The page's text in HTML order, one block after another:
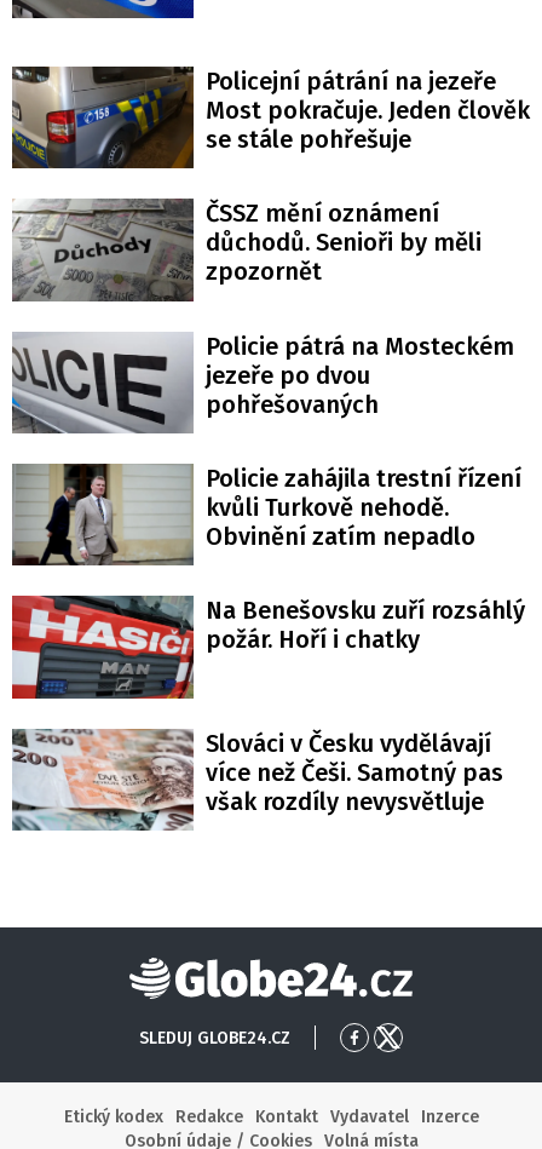
Policejní pátrání na jezeře
Most pokračuje. Jeden člověk
se stále pohřešuje
ČSSZ mění oznámení
důchodů. Senioři by měli
zpozornět
Policie pátrá na Mosteckém
jezeře po dvou
pohřešovaných
Policie zahájila trestní řízení
kvůli Turkově nehodě.
Obvinění zatím nepadlo
Na Benešovsku zuří rozsáhlý
požár. Hoří i chatky
Slováci v Česku vydělávají
více než Češi. Samotný pas
však rozdíly nevysvětluje
Globe24
SLEDUJ GLOBE24.CZ
PřejítPřejít
Etický kodex
Redakce Kontakt Vydavatel
Inzerce
Osobní údaje / Cookies
Volná místa